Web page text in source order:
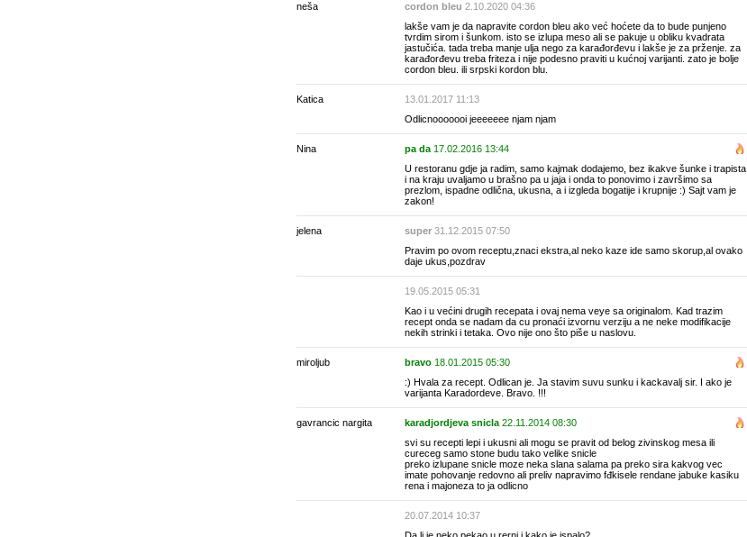
neša cordon bleu 2.10.2020 04:36
lakše vam je da napravite cordon bleu ako već hoćete da to bude punjeno
tvrdim sirom i šunkom. isto se izlupa meso ali se pakuje u obliku kvadrata
jastučića. tada treba manje ulja nego za karađorđevu i lakše je za prženje. za
karađorđevu treba friteza i nije podesno praviti u kućnoj varijanti. zato je bolje
cordon bleu. ili srpski kordon blu.
Katica
13.01.2017 11:13
Odlicnooooooi jeeeeeee njam njam
Nina pa da 17.02.2016 13:44
U restoranu gdje ja radim, samo kajmak dodajemo, bez ikakve šunke i trapista
i na kraju uvaljamo u brašno pa u jaja i onda to ponovimo i završimo sa
prezlom, ispadne odlična, ukusna, a i izgleda bogatije i krupnije :) Sajt vam je
zakon!
jelena super 31.12.2015 07:50
Pravim po ovom receptu,znaci ekstra,al neko kaze ide samo skorup,al ovako
daje ukus,pozdrav
19.05.2015 05:31
Kao i u većini drugih recepata i ovaj nema veye sa originalom. Kad trazim
recept onda se nadam da cu pronaći izvornu verziju a ne neke modifikacije
nekih strinki i tetaka. Ovo nije ono što piše u naslovu.
miroljub bravo 18.01.2015 05:30
:) Hvala za recept. Odlican je. Ja stavim suvu sunku i kackavalj sir. I ako je
varijanta Karadordeve. Bravo. !!!
gavrancic nargita karadjordjeva snicla 22.11.2014 08:30
svi su recepti lepi i ukusni ali mogu se pravit od belog zivinskog mesa ili
cureceg samo stone budu tako velike snicle
preko izlupane snicle moze neka slana salama pa preko sira kakvog vec
imate pohovanje redovno ali preliv napravimo fđkisele rendane jabuke kasiku
rena i majoneza to ja odlicno
20.07.2014 10:37